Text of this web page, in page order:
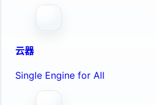
云器
Single Engine for All